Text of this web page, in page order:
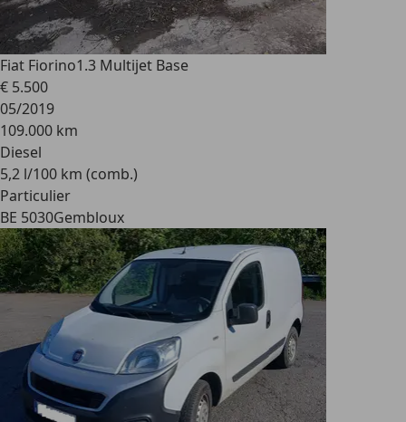
Fiat Fiorino1.3 Multijet Base
€ 5.500
05/2019
109.000 km
Diesel
5,2 l/100 km (comb.)
Particulier
BE 5030Gembloux